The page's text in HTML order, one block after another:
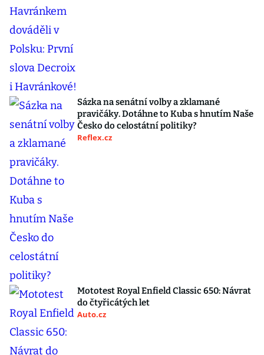
Sázka na senátní volby a zklamané
pravičáky. Dotáhne to Kuba s hnutím Naše
Česko do celostátní politiky?
Reflex.cz
Mototest Royal Enfield Classic 650: Návrat
do čtyřicátých let
Auto.cz